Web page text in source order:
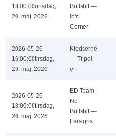
18:00:00onsdag,
20. maj. 2026
Bullshit —
Ib's
Corner
2026-05-26
16:00:00tirsdag,
26. maj. 2026
Klodserne
— Tripel
en
2026-05-26
18:00:00tirsdag,
26. maj. 2026
ED Team
No
Bullshit —
Fars gris